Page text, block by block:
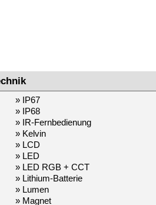
» IP67
» IP68
» IR-Fernbedienung
» Kelvin
» LCD
» LED
» LED RGB + CCT
» Lithium-Batterie
» Lumen
» Magnet